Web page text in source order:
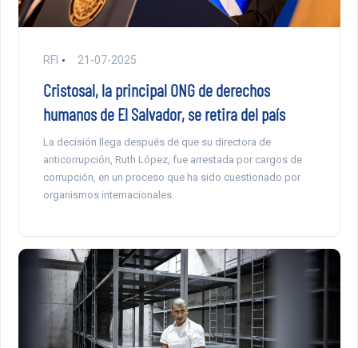
RFI 21-07-2025
Cristosal, la principal ONG de derechos
humanos de El Salvador, se retira del país
La decisión llega después de que su directora de
anticorrupción, Ruth López, fue arrestada por cargos de
corrupción, en un proceso que ha sido cuestionado por
organismos internacionales.